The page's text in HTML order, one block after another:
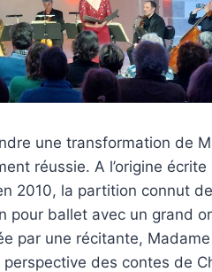
une transformation de
réussie. A l’origine
2010, la partition connut
pour ballet avec un grand
par une récitante,
des contes de